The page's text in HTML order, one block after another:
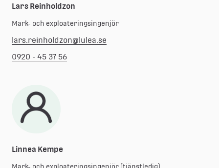
Lars Reinholdzon
Mark- och exploateringsingenjör
lars.reinholdzon@lulea.se
0920 - 45 37 56
Linnea Kempe